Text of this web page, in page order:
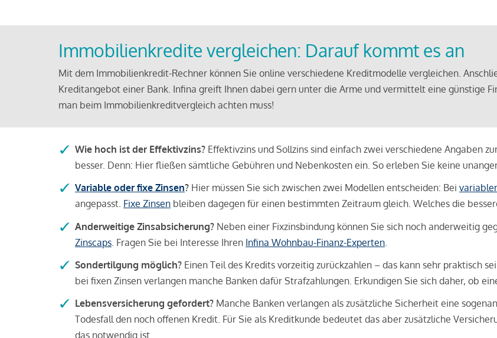
Immobilienkredite vergleichen: Darauf kommt es an
Mit dem Immobilienkredit-Rechner können Sie online verschiedene Kreditmodelle vergleichen.
Kreditangebot einer Bank. Infina greift Ihnen dabei gern unter die Arme und vermittelt eine günstige
man beim Immobilienkreditvergleich achten muss!
Wie hoch ist der Effektivzins? Effektivzins und Sollzins sind einfach zwei verschiedene Angaben
besser. Denn: Hier fließen sämtliche Gebühren und Nebenkosten ein. So erleben Sie keine
Variable oder fixe Zinsen? Hier müssen Sie sich zwischen zwei Modellen entscheiden: Bei
angepasst. Fixe Zinsen bleiben dagegen für einen bestimmten Zeitraum gleich. Welches die
Anderweitige Zinsabsicherung? Neben einer Fixzinsbindung können Sie sich noch anderweitig
Zinscaps . Fragen Sie bei Interesse Ihren Infina Wohnbau-Finanz-Experten
Sondertilgung möglich? Einen Teil des Kredits vorzeitig zurückzahlen – das kann sehr praktisch
bei fixen Zinsen verlangen manche Banken dafür Strafzahlungen. Erkundigen Sie sich daher, ob
Lebensversicherung gefordert? Manche Banken verlangen als zusätzliche Sicherheit eine
Todesfall den noch offenen Kredit. Für Sie als Kreditkunde bedeutet das aber zusätzliche
das notwendig ist.